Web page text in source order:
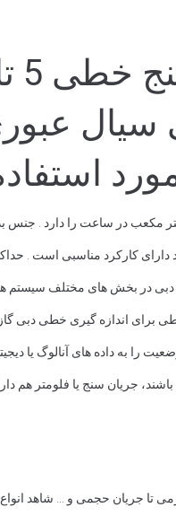
دبی در بخش های مختلف سیستم
اندازه گیری خطی دبی
را به داده های آنالوگ یا
جریان سنج یا فلومتر هم
تا جریان حجمی و … شاهد انواع